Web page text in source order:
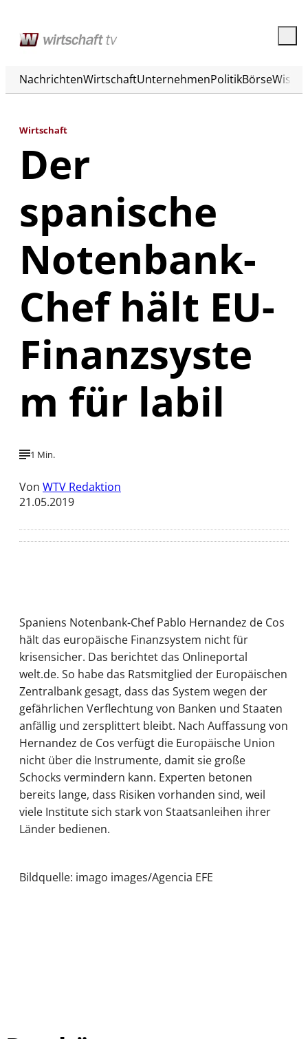
NachrichtenWirtschaftUnternehmenPolitikBörse
Wirtschaft
Der
spanische
Notenbank-
Chef hält EU-
Finanzsyste
m für labil
1 Min.
Von WTV Redaktion
21.05.2019
Spaniens Notenbank-Chef Pablo Hernandez de Cos
hält das europäische Finanzsystem nicht für
krisensicher. Das berichtet das Onlineportal
welt.de. So habe das Ratsmitglied der Europäischen
Zentralbank gesagt, dass das System wegen der
gefährlichen Verflechtung von Banken und Staaten
anfällig und zersplittert bleibt. Nach Auffassung von
Hernandez de Cos verfügt die Europäische Union
nicht über die Instrumente, damit sie große
Schocks vermindern kann. Experten betonen
bereits lange, dass Risiken vorhanden sind, weil
viele Institute sich stark von Staatsanleihen ihrer
Länder bedienen.
Bildquelle: imago images/Agencia EFE